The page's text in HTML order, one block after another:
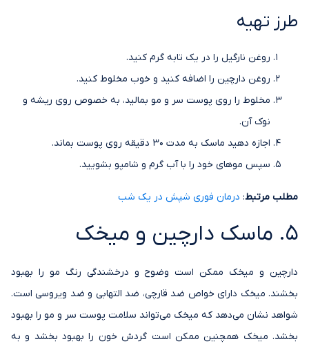
طرز تهیه
روغن نارگیل را در یک تابه گرم کنید.
روغن دارچین را اضافه کنید و خوب مخلوط کنید.
مخلوط را روی پوست سر و مو بمالید، به خصوص روی ریشه و
نوک آن.
اجازه دهید ماسک به مدت 30 دقیقه روی پوست بماند.
سپس موهای خود را با آب گرم و شامپو بشویید.
مطلب مرتبط: درمان فوری شپش در یک شب
5. ماسک دارچین و میخک
دارچین و میخک ممکن است وضوح و درخشندگی رنگ مو را بهبود
بخشند. میخک دارای خواص ضد قارچی، ضد التهابی و ضد ویروسی است.
شواهد نشان می‌دهد که میخک می‌تواند سلامت پوست سر و مو را بهبود
بخشد. میخک همچنین ممکن است گردش خون را بهبود بخشد و به